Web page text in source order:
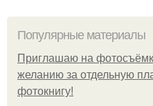
Популярные материалы
Приглашаю на
желанию за отдельную
фотокнигу!